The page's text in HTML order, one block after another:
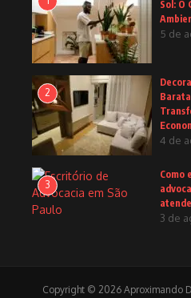
Sol: O
5 de
2
4 de
3
Como
3 de
Copyright © 2026 Aproximando